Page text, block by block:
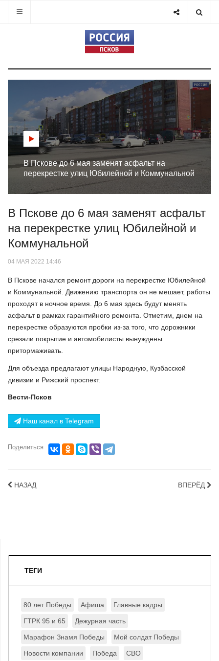
В Пскове до 6 мая заменят асфальт на
перекрестке улиц Юбилейной и Коммунальной
В Пскове до 6 мая заменят асфальт
на перекрестке улиц Юбилейной и
Коммунальной
04 МАЯ 2022 14:46
В Пскове начался ремонт дороги на перекрестке Юбилейной
и Коммунальной. Движению транспорта он не мешает, работы
проходят в ночное время. До 6 мая здесь будут менять
асфальт в рамках гарантийного ремонта. Отметим, днем на
перекрестке образуются пробки из-за того, что дорожники
срезали покрытие и автомобилисты вынуждены
притормаживать.
Для объезда предлагают улицы Народную, Кузбасской
дивизии и Рижский проспект.
Вести-Псков
Наш канал в Telegram
Поделиться
НАЗАД ВПЕРЁД
ТЕГИ
80 лет Победы Афиша Главные кадры
ГТРК 95 и 65 Дежурная часть
Марафон Знамя Победы Мой солдат Победы
Новости компании Победа СВО